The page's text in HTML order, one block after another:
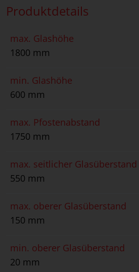
Produktdetails
max. Glashöhe
1800 mm
min. Glashöhe
600 mm
max. Pfostenabstand
1750 mm
max. seitlicher Glasüberstand
550 mm
max. oberer Glasüberstand
150 mm
min. oberer Glasüberstand
20 mm